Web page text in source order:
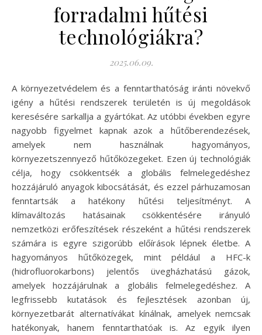
forradalmi hűtési
technológiákra?
2025.06.09.
A környezetvédelem és a fenntarthatóság iránti növekvő
igény a hűtési rendszerek területén is új megoldások
keresésére sarkallja a gyártókat. Az utóbbi években egyre
nagyobb figyelmet kapnak azok a hűtőberendezések,
amelyek nem használnak hagyományos,
környezetszennyező hűtőközegeket. Ezen új technológiák
célja, hogy csökkentsék a globális felmelegedéshez
hozzájáruló anyagok kibocsátását, és ezzel párhuzamosan
fenntartsák a hatékony hűtési teljesítményt. A
klímaváltozás hatásainak csökkentésére irányuló
nemzetközi erőfeszítések részeként a hűtési rendszerek
számára is egyre szigorúbb előírások lépnek életbe. A
hagyományos hűtőközegek, mint például a HFC-k
(hidrofluorokarbons) jelentős üvegházhatású gázok,
amelyek hozzájárulnak a globális felmelegedéshez. A
legfrissebb kutatások és fejlesztések azonban új,
környezetbarát alternatívákat kínálnak, amelyek nemcsak
hatékonyak, hanem fenntarthatóak is. Az egyik ilyen